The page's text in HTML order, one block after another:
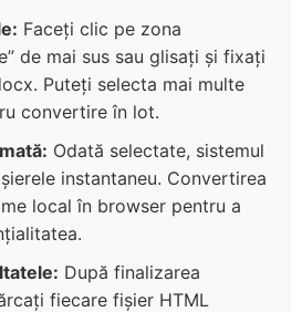
Faceți clic pe zona
de mai sus sau glisați și fixați
Puteți selecta mai multe
convertire în lot.
Odată selectate, sistemul
instantaneu. Convertirea
local în browser pentru a
După finalizarea
fiecare fișier HTML